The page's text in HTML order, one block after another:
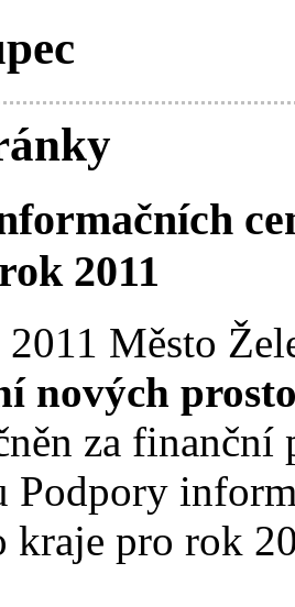
2011
Město
nových
za finanční
Podpory
kraje pro rok